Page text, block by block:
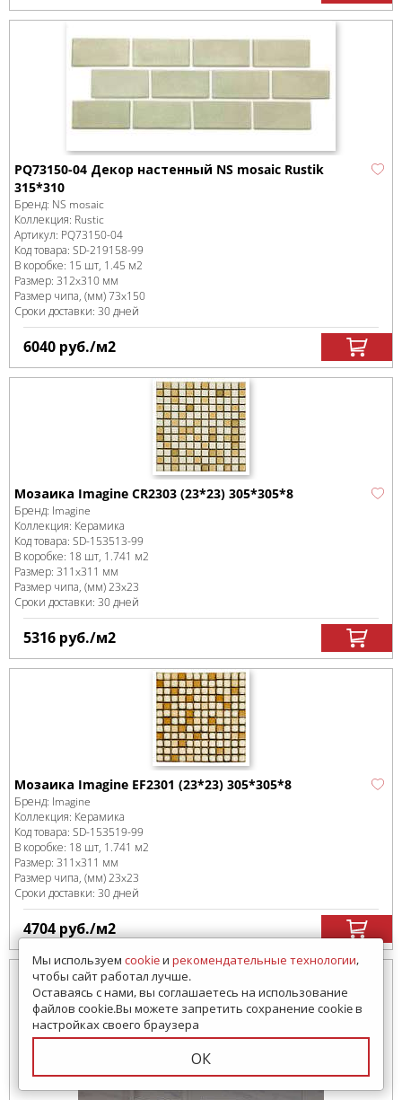
PQ73150-04 Декор настенный NS mosaic Rustik
315*310
Бренд: NS mosaic
Коллекция: Rustic
Артикул: PQ73150-04
Код товара: SD-219158-99
В коробке: 15 шт, 1.45 м2
Размер: 312x310 мм
Размер чипа, (мм)73x150
Сроки доставки: 30 дней
6040 руб./м2
Мозаика Imagine CR2303 (23*23) 305*305*8
Бренд: Imagine
Коллекция: Керамика
Код товара: SD-153513-99
В коробке: 18 шт, 1.741 м2
Размер: 311x311 мм
Размер чипа, (мм)23x23
Сроки доставки: 30 дней
5316 руб./м2
Мозаика Imagine EF2301 (23*23) 305*305*8
Бренд: Imagine
Коллекция: Керамика
Код товара: SD-153519-99
В коробке: 18 шт, 1.741 м2
Размер: 311x311 мм
Размер чипа, (мм)23x23
Сроки доставки: 30 дней
4704руб./м2
Мы используем cookieи рекомендательные технологии,
чтобы сайт работал лучше.
Оставаясь с нами, вы соглашаетесь на использование
файлов cookie.Вы можете запретить сохранение cookie в
настройках своего браузера
ОК